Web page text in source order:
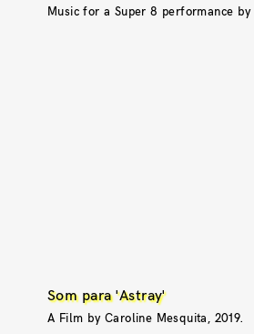
Music for a Super 8 performance by
Som para 'Astray'
A Film by Caroline Mesquita, 2019.